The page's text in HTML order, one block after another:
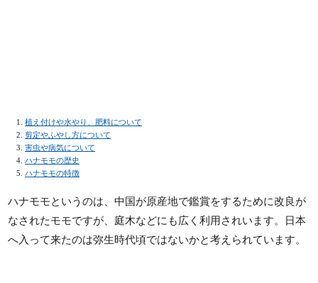
植え付けや水やり、肥料について
剪定やふやし方について
害虫や病気について
ハナモモの歴史
ハナモモの特徴
ハナモモというのは、中国が原産地で鑑賞をするために改良が
なされたモモですが、庭木などにも広く利用されいます。日本
へ入って来たのは弥生時代頃ではないかと考えられています。